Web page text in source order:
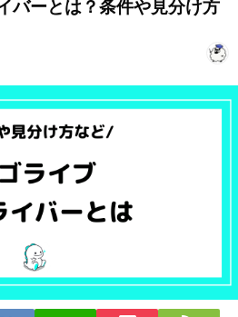
バーとは？条件や見分け方